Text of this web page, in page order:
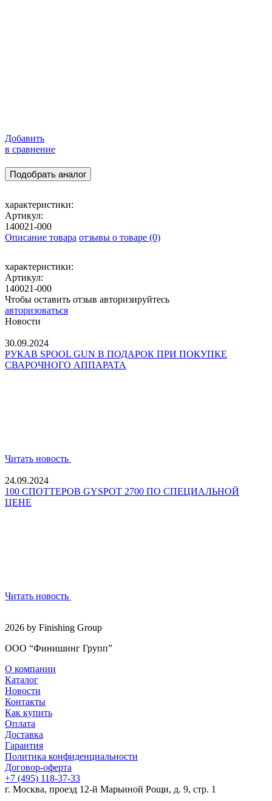
Добавить
в сравнение
Подобрать аналог
характеристики:
Артикул:
140021-000
Описание товара отзывы о товаре (0)
характеристики:
Артикул:
140021-000
Чтобы оставить отзыв авторизируйтесь
авторизоваться
Новости
30.09.2024
РУКАВ SPOOL GUN В ПОДАРОК ПРИ ПОКУПКЕ
CВАРОЧНОГО АППАРАТА
Читать новость
24.09.2024
100 СПОТТЕРОВ GYSPOT 2700 ПО СПЕЦИАЛЬНОЙ
ЦЕНЕ
Читать новость
2026 by Finishing Group
ООО “Финишинг Групп”
О компании
Каталог
Новости
Контакты
Как купить
Оплата
Доставка
Гарантия
Политика конфиденциальности
Договор-оферта
+7 (495) 118-37-33
г. Москва, проезд 12-й Марьиной Рощи, д. 9, стр. 1